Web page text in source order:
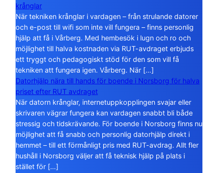
krånglar
När tekniken krånglar i vardagen – från strulande datorer
och e-post till wifi som inte vill fungera – finns personlig
hjälp att få i Vårberg. Med hembesök i lugn och ro och
möjlighet till halva kostnaden via RUT-avdraget erbjuds
ett tryggt och pedagogiskt stöd för den som vill få
tekniken att fungera igen. Vårberg. När […]
Datorhjälp nära till hands för boende i Norsborg för halva
priset efter RUT avdraget
När datorn krånglar, internetuppkopplingen svajar eller
skrivaren vägrar fungera kan vardagen snabbt bli både
stressig och tidskrävande. För boende i Norsborg finns nu
möjlighet att få snabb och personlig datorhjälp direkt i
hemmet – till ett förmånligt pris med RUT-avdrag. Allt fler
hushåll i Norsborg väljer att få teknisk hjälp på plats i
stället för […]